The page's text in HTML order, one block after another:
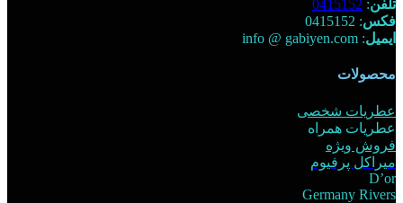
تلفن:
0415152
فکس: 0415152
ایمیل: info @ gabiyen.com
محصولات
عطریات شخصی
عطریات همراه
فروش ویژه
میراکل پرفیوم
D’or
Germany Rivers